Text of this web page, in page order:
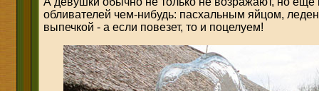
обливателей чем-нибудь: пасхальным яйцом,
выпечкой - а если повезет, то и поцелуем!